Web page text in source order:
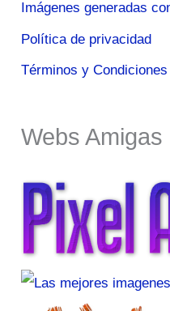
Imágenes generadas
Política de privacidad
Términos y
Webs Amigas